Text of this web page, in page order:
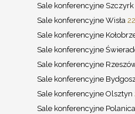
Sale konferencyjne Szczyrk
Sale konferencyjne Wisła 22
Sale konferencyjne
Sale konferencyjne
Sale konferencyjne
Sale konferencyjne
Sale konferencyjne Olsztyn
Sale konferencyjne